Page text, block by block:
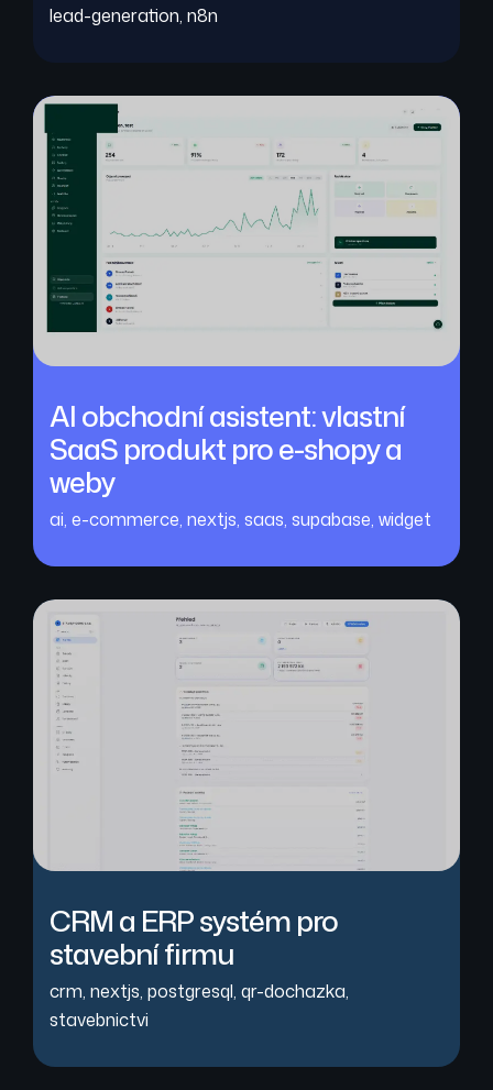
lead-generation, n8n
AI obchodní asistent: vlastní
SaaS produkt pro e-shopy a
weby
ai, e-commerce, nextjs, saas, supabase, widget
CRM a ERP systém pro
stavební firmu
crm, nextjs, postgresql, qr-dochazka,
stavebnictvi